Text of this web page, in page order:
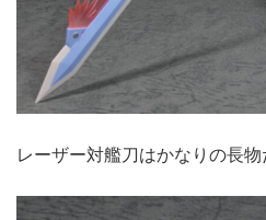
レーザー対艦刀はかなりの長物